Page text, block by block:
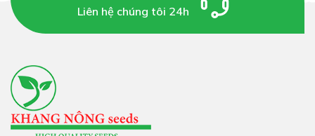
ươm hạt giống
– Khay ươm, chậu cây, bồn hoa, luống đất.
– Đất trồng: giàu dinh dưỡng, đảm bảo tơi, xốp, không
mầm bệnh, thoát nước tốt.
Liên hệ chúng tôi 24h